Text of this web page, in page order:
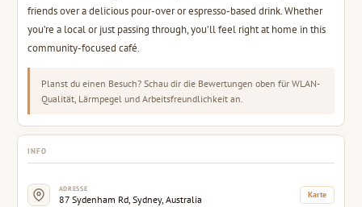
friends over a delicious pour-over or espresso-based drink. Whether
you’re a local or just passing through, you’ll feel right at home in this
community-focused café.
Planst du einen Besuch? Schau dir die Bewertungen oben für WLAN-
Qualität, Lärmpegel und Arbeitsfreundlichkeit an.
INFO
ADRESSE
87 Sydenham Rd, Sydney, Australia Karte